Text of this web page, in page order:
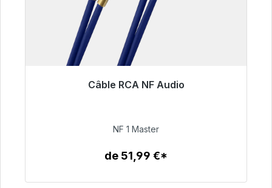
Câble RCA NF Audio
99,00 €
NF 1 Master
de 51,99 €*